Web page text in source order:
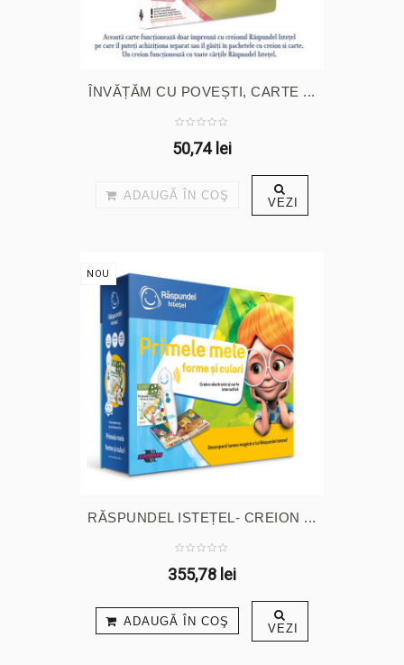
ÎNVĂȚĂM CU POVEȘTI, CARTE ...
50,74 lei
ADAUGĂ ÎN COŞ VEZI
NOU
RĂSPUNDEL ISTEȚEL- CREION ...
355,78 lei
ADAUGĂ ÎN COŞ VEZI